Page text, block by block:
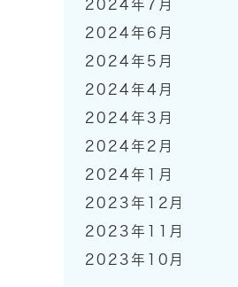
2024年7月
2024年6月
2024年5月
2024年4月
2024年3月
2024年2月
2024年1月
2023年12月
2023年11月
2023年10月